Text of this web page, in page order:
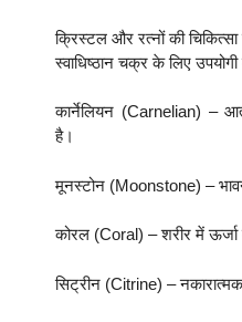
क्रिस्टल और रत्नों की
स्वाधिष्ठान चक्र के लिए
कार्नेलियन (Carnelian) –
है।
मूनस्टोन (Moonstone) –
कोरल (Coral) – शरीर में ऊर्जा
सिट्रीन (Citrine) –